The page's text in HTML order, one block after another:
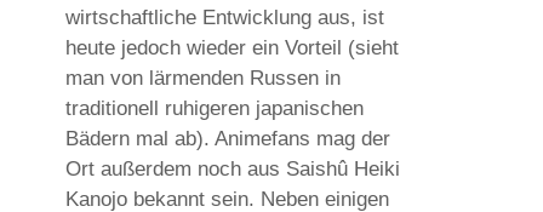
wirtschaftliche Entwicklung aus, ist
heute jedoch wieder ein Vorteil (sieht
man von lärmenden Russen in
traditionell ruhigeren japanischen
Bädern mal ab). Animefans mag der
Ort außerdem noch aus Saishû Heiki
Kanojo bekannt sein. Neben einigen